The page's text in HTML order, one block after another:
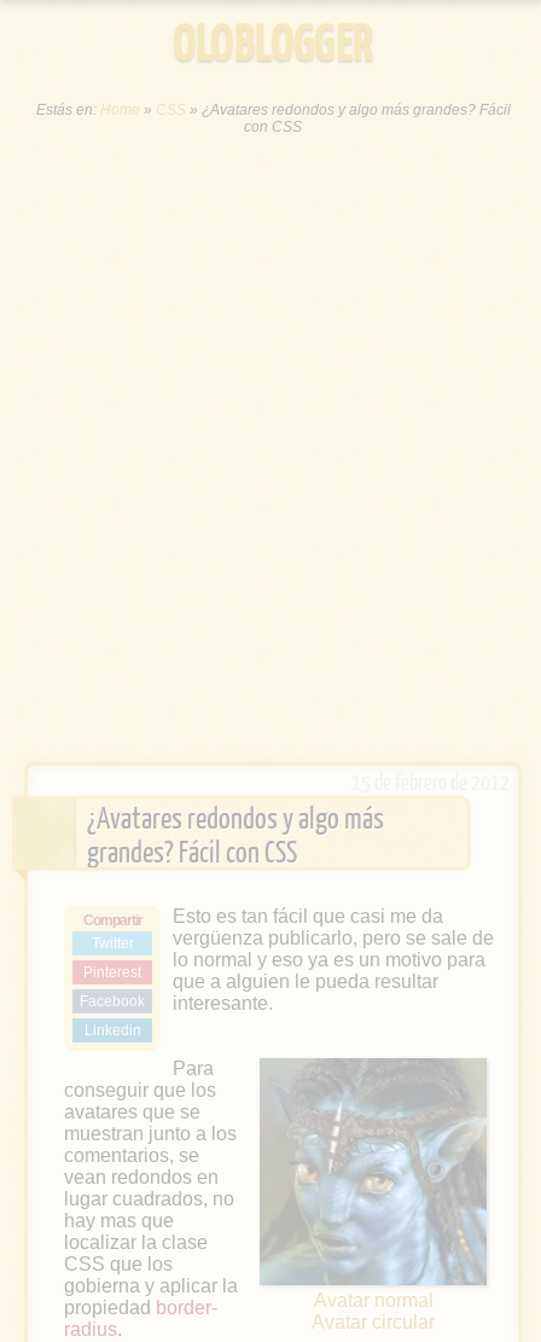
OLOBLOGGER
Estás en: Home » CSS » ¿Avatares redondos y algo más grandes? Fácil
con CSS
¿Avatares redondos y algo más
grandes? Fácil con CSS
Compartir
Twitter
Pinterest
Facebook
Linkedin
Esto es tan fácil que casi me da
vergüenza publicarlo, pero se sale de
lo normal y eso ya es un motivo para
que a alguien le pueda resultar
interesante.
Avatar normal
Avatar circular
Para
conseguir que los
avatares que se
muestran junto a los
comentarios, se
vean redondos en
lugar cuadrados, no
hay mas que
localizar la clase
CSS que los
gobierna y aplicar la
propiedad border-
radius.